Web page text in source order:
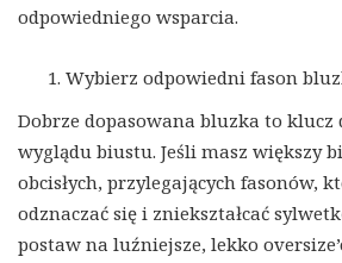
odpowiedniego wsparcia.
Wybierz odpowiedni fason
Dobrze dopasowana bluzka to klucz
wyglądu biustu. Jeśli masz większy
obcisłych, przylegających fasonów,
odznaczać się i zniekształcać
postaw na luźniejsze, lekko